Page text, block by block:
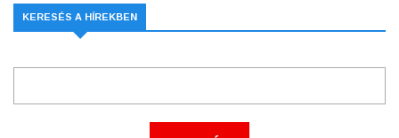
KERESÉS A HÍREKBEN